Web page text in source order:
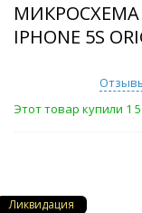
МИКРОСХЕМА
IPHONE 5S
Этот товар купили 1
Ликвидация